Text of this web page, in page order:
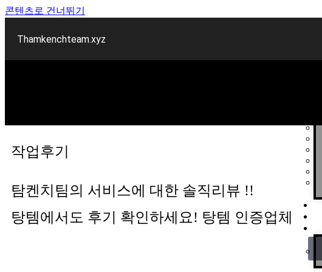
콘텐츠로 건너뛰기
Thamkenchteam.xyz
작업후기
탐켄치팀의 서비스에 대한 솔직리뷰 !!
탕템에서도 후기 확인하세요! 탕템 인증업체